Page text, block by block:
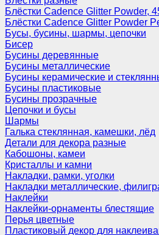
Блёстки Cadence Glitter Powder,
Блёстки Cadence Glitter Powder
Бусы, бусины, шармы, цепочки
Бисер
Бусины деревянные
Бусины металлические
Бусины керамические и
Бусины пластиковые
Бусины прозрачные
Цепочки и бусы
Шармы
Галька стеклянная, камешки, лёд
Детали для декора разные
Кабошоны, камеи
Кристаллы и камни
Накладки, рамки, уголки
Накладки металлические,
Наклейки
Наклейки-орнаменты блестящие
Перья цветные
Пластиковый декор для